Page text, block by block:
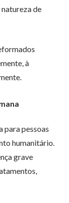
natureza de
à
para pessoas
humanitário.
grave